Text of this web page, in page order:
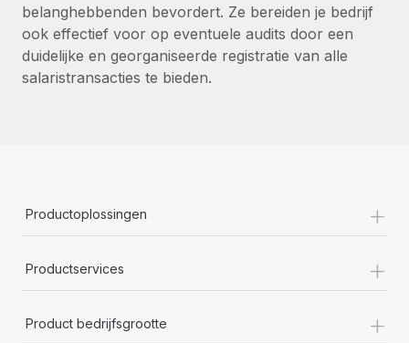
Het blijft de missie van Remote om alle soorten bedrijven
te helpen bij het aannemen, beheren en...
mobiele groeiadviessector, zet zich sinds 2016...
Meer informatie
belanghebbenden bevordert. Ze bereiden je bedrijf
ook effectief voor op eventuele audits door een
duidelijke en georganiseerde registratie van alle
salaristransacties te bieden.
Productoplossingen +
Productservices +
Product bedrijfsgrootte +